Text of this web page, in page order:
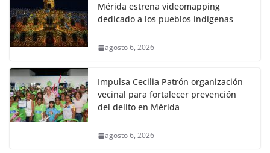
Mérida estrena videomapping
dedicado a los pueblos indígenas
agosto 6, 2026
Impulsa Cecilia Patrón organización
vecinal para fortalecer prevención
del delito en Mérida
agosto 6, 2026